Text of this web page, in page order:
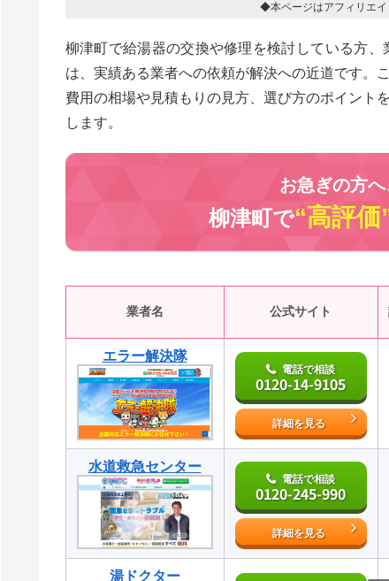
◆本ページはアフィリエイ
柳津町で給湯器の交換や修理を検討している方
は、実績ある業者への依頼が解決への近道です。
費用の相場や見積もりの見方、選び方のポイント
します。
お急ぎの方
柳津町で“高評価
業者名 公式サイト
エラー解決隊
電話で相談
0120-14-9105
詳細を見る
水道救急センター
電話で相談
0120-245-990
詳細を見る
湯ドクター